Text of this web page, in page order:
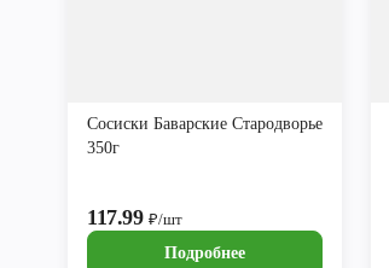
Сосиски Баварские Стародворье
350г
117.99₽/шт
Подробнее